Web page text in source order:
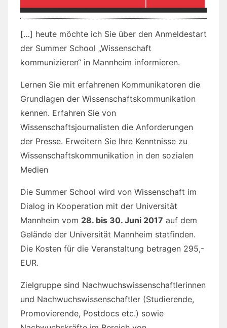
[…] heute möchte ich Sie über den Anmeldestart
der Summer School „Wissenschaft
kommunizieren“ in Mannheim informieren.
Lernen Sie mit erfahrenen Kommunikatoren die
Grundlagen der Wissenschaftskommunikation
kennen. Erfahren Sie von
Wissenschaftsjournalisten die Anforderungen
der Presse. Erweitern Sie Ihre Kenntnisse zu
Wissenschaftskommunikation in den sozialen
Medien
Die Summer School wird von Wissenschaft im
Dialog in Kooperation mit der Universität
Mannheim vom 28. bis 30. Juni 2017 auf dem
Gelände der Universität Mannheim statfinden.
Die Kosten für die Veranstaltung betragen 295,-
EUR.
Zielgruppe sind Nachwuchswissenschaftlerinnen
und Nachwuchswissenschaftler (Studierende,
Promovierende, Postdocs etc.) sowie